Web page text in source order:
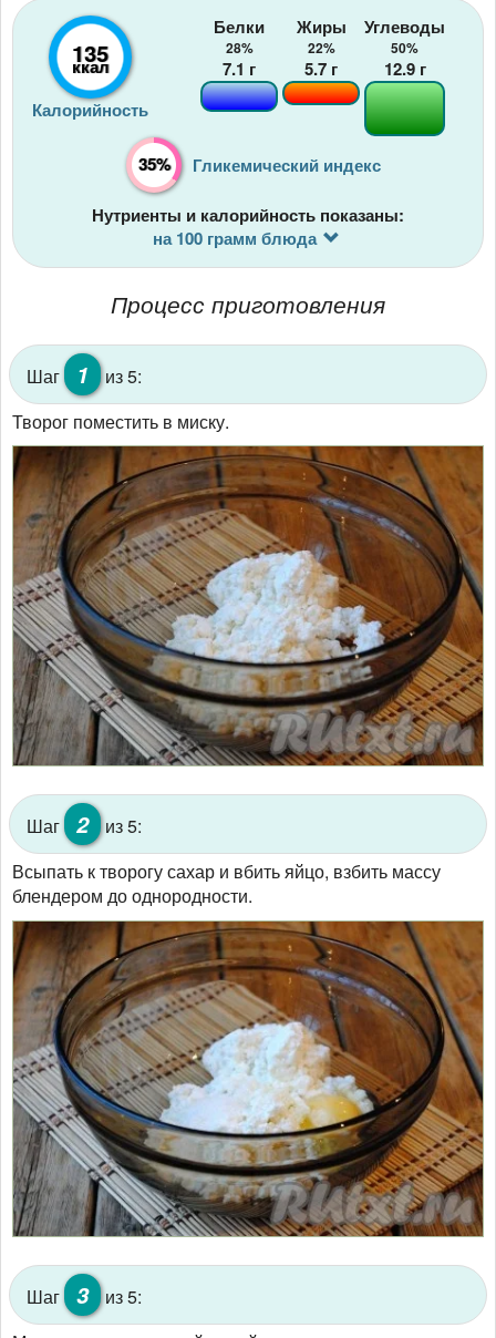
135
ккал
Калорийность
Белки
28%
7.1 г
Жиры
22%
5.7 г
Углеводы
50%
12.9г
35% Гликемический индекс
Нутриенты и калорийность показаны:
на 100 грамм блюда
Процесс приготовления
Шаг 1
из 5:
Творог поместить в миску.
Шаг 2
из 5:
Всыпать к творогу сахар и вбить яйцо, взбить массу
блендером до однородности.
Шаг 3
из 5: